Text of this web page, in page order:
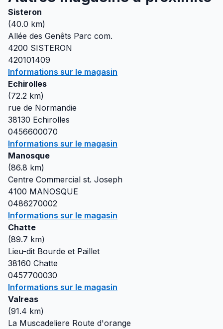
Sisteron
(40.0 km)
Allée des Genêts Parc com.
4200 SISTERON
420101409
Informations sur le magasin
Echirolles
(72.2 km)
rue de Normandie
38130 Echirolles
0456600070
Informations sur le magasin
Manosque
(86.8 km)
Centre Commercial st. Joseph
4100 MANOSQUE
0486270002
Informations sur le magasin
Chatte
(89.7 km)
Lieu-dit Bourde et Paillet
38160 Chatte
0457700030
Informations sur le magasin
Valreas
(91.4 km)
La Muscadeliere Route d'orange